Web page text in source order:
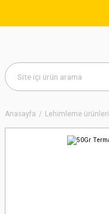
Anasayfa Lehimleme ürünleri